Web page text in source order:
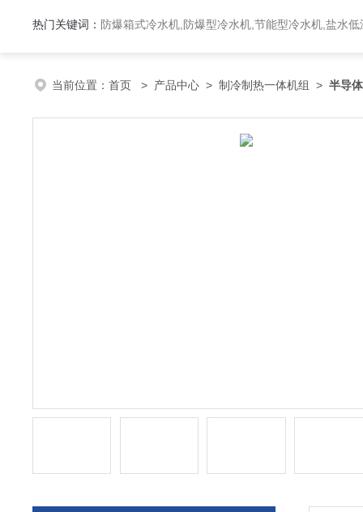
热门关键词： 防爆箱式冷水机,防爆型冷水机,节能型冷水机,盐水低
当前位置： 首页 > 产品中心 > 制冷制热一体机组 > 半导